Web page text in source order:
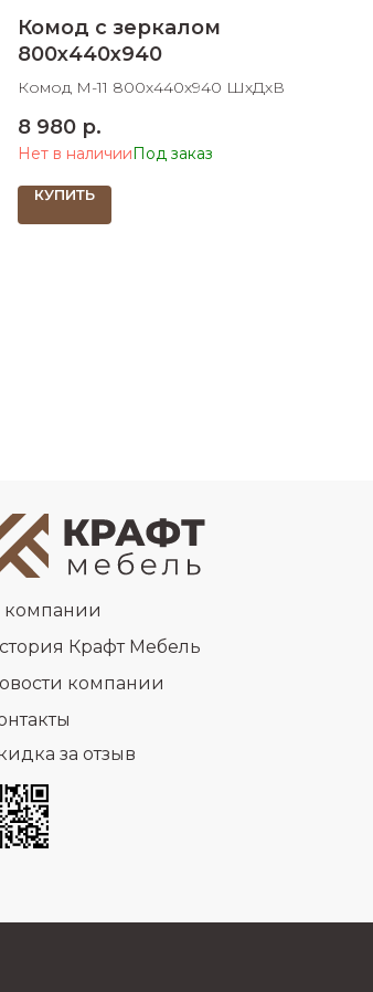
Комод с зеркалом
800х440х940
Комод М-11 800х440х940 ШхДхВ
8 980 р.
Нет в наличии
КУПИТЬ
Крафт Мебель
компании
за отзыв